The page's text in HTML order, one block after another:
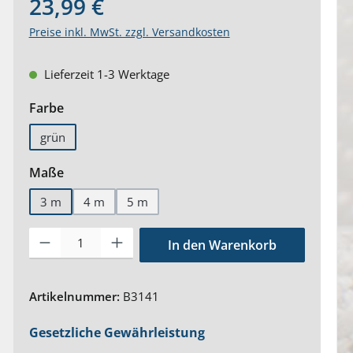
23,99 €
Preise inkl. MwSt. zzgl. Versandkosten
Lieferzeit 1-3 Werktage
Farbeauswählen
grün
Maßeauswählen
3 m 4 m 5 m
Produkt Anzahl: Gib den gewünschten Wert ein oder
In den Warenkorb
Artikelnummer: B3141
Gesetzliche Gewährleistung